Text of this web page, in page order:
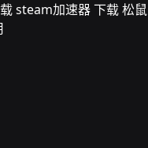
steam加速器 下载 松鼠